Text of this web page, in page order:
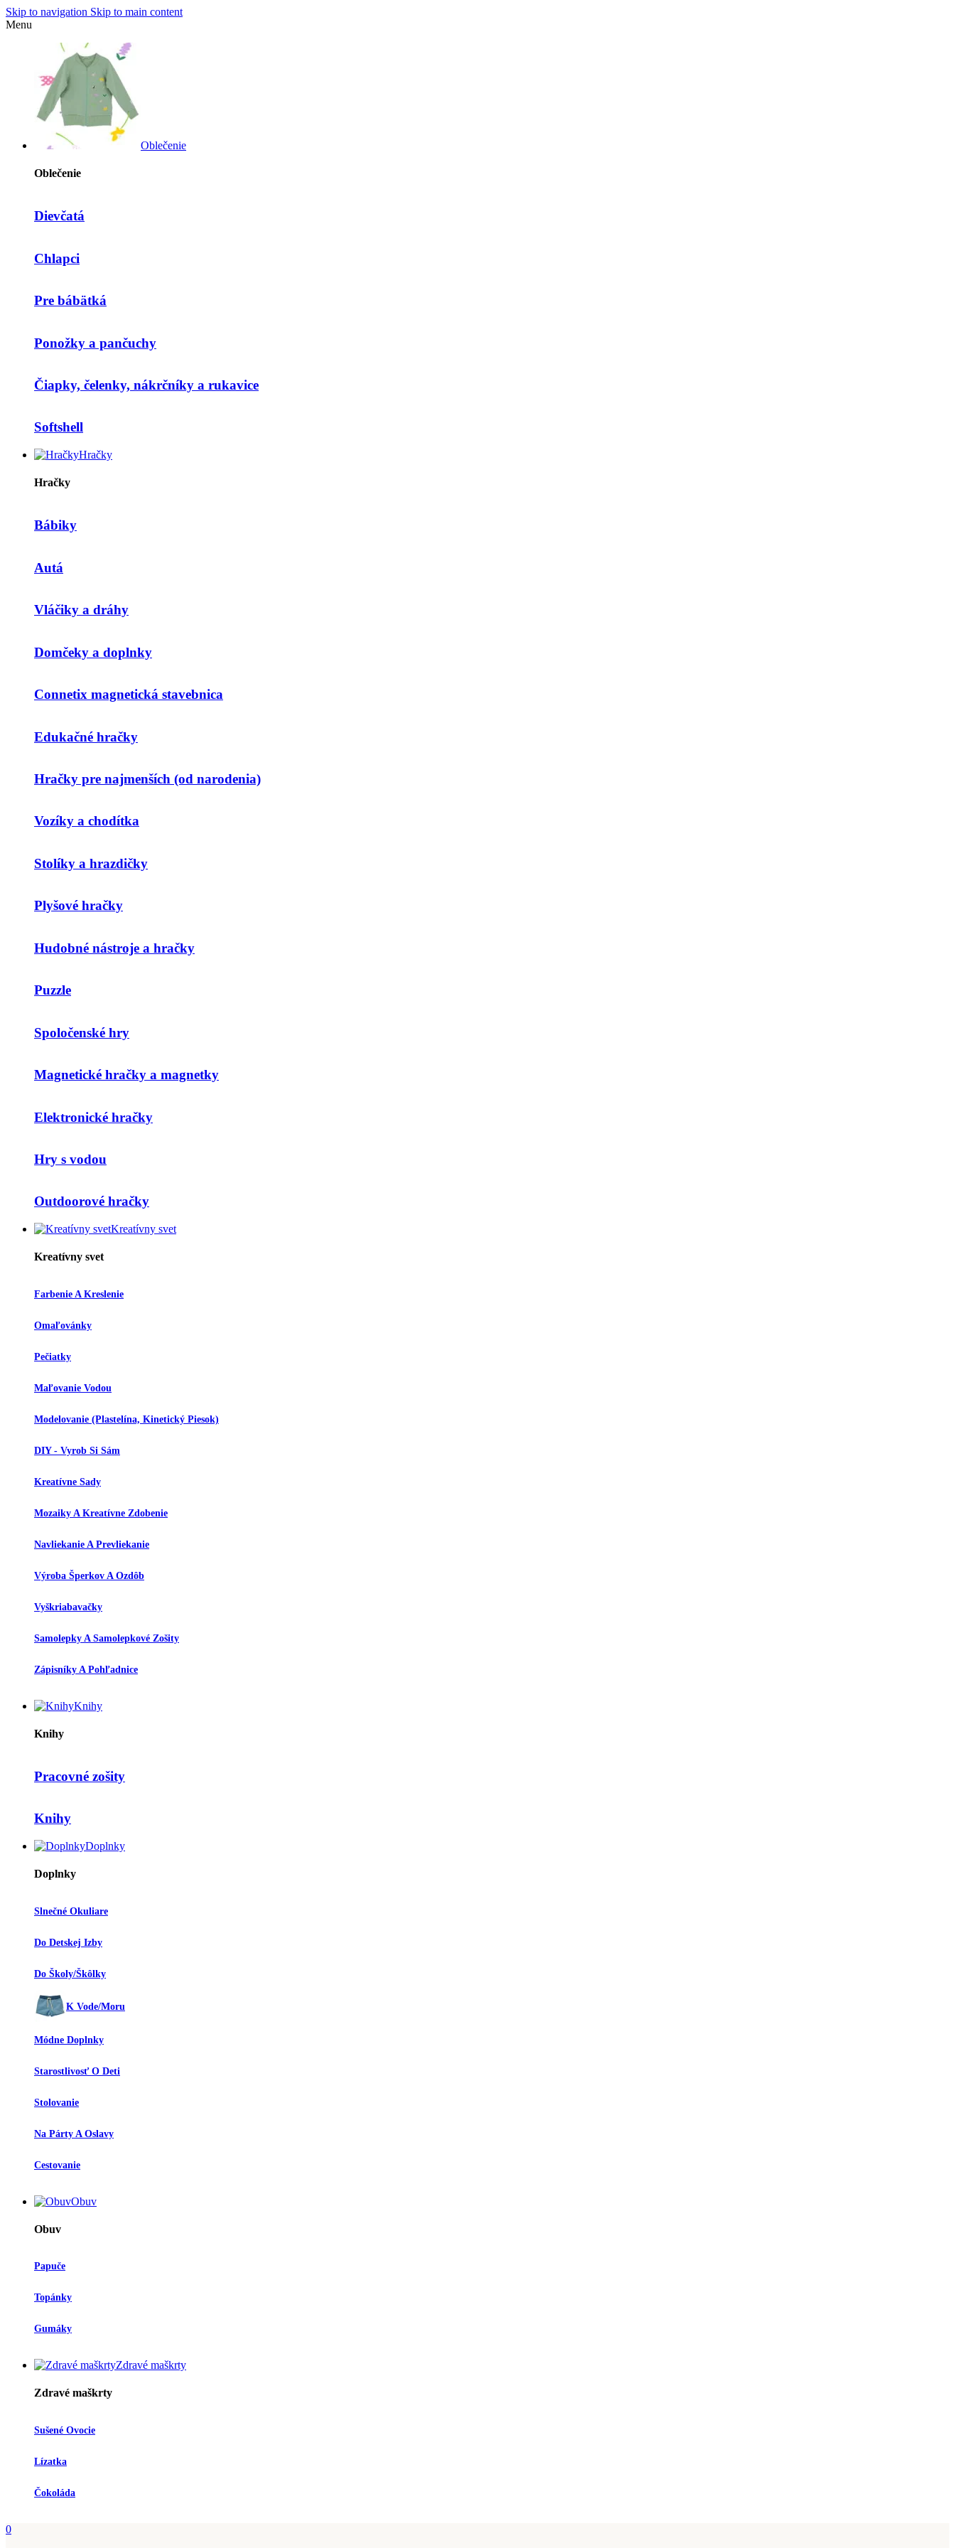
Skip to navigation Skip to main content
Menu
Oblečenie
Oblečenie
Dievčatá
Chlapci
Pre bábätká
Ponožky a pančuchy
Čiapky, čelenky, nákrčníky a rukavice
Softshell
Hračky
Hračky
Bábiky
Autá
Vláčiky a dráhy
Domčeky a doplnky
Connetix magnetická stavebnica
Edukačné hračky
Hračky pre najmenších (od narodenia)
Vozíky a chodítka
Stolíky a hrazdičky
Plyšové hračky
Hudobné nástroje a hračky
Puzzle
Spoločenské hry
Magnetické hračky a magnetky
Elektronické hračky
Hry s vodou
Outdoorové hračky
Kreatívny svet
Kreatívny svet
Farbenie A Kreslenie
Omaľovánky
Pečiatky
Maľovanie Vodou
Modelovanie (plastelína, Kinetický Piesok)
DIY - Vyrob Si Sám
Kreatívne Sady
Mozaiky A Kreatívne Zdobenie
Navliekanie A Prevliekanie
Výroba Šperkov A Ozdôb
Vyškriabavačky
Samolepky A Samolepkové Zošity
Zápisníky A Pohľadnice
Knihy
Knihy
Pracovné zošity
Knihy
Doplnky
Doplnky
Slnečné Okuliare
Do Detskej Izby
Do Školy/škôlky
K Vode/moru
Módne Doplnky
Starostlivosť O Deti
Stolovanie
Na Párty A Oslavy
Cestovanie
Obuv
Obuv
Papuče
Topánky
Gumáky
Zdravé maškrty
Zdravé maškrty
Sušené Ovocie
Lízatka
Čokoláda
0